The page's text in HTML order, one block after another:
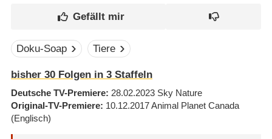
Doku-Soap Tiere
bisher 30Folgen in 3Staffeln
Deutsche TV-Premiere 28.02.2023 Sky Nature
Original-TV-Premiere 10.12.2017Animal Planet Canada
(Englisch)